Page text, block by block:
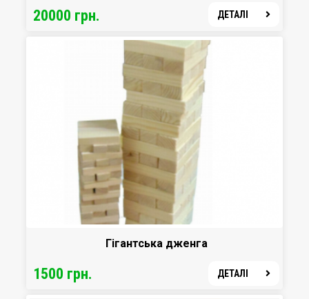
20000 грн. ДЕТАЛІ
Гігантська дженга
1500 грн. ДЕТАЛІ